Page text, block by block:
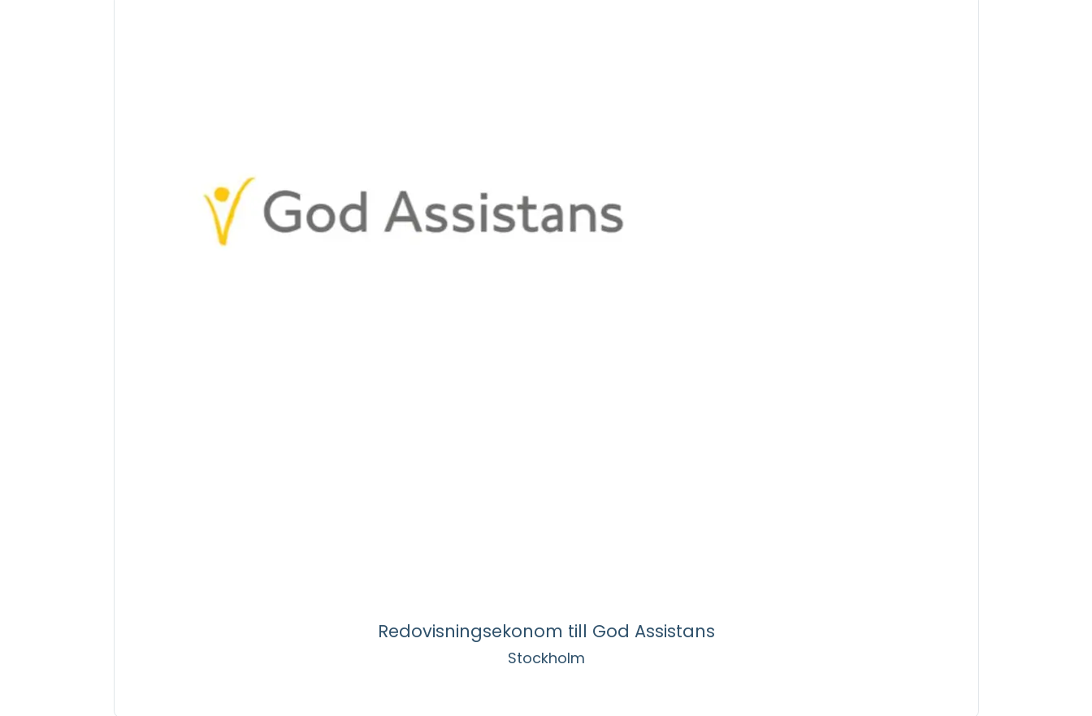
Redovisningsekonom till God Assistans
Stockholm